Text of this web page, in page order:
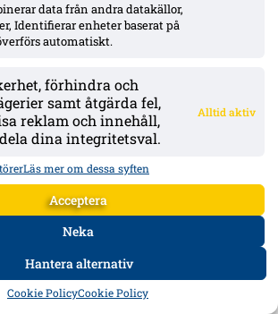
data från andra datakällor,
Identifierar enheter baserat på
automatiskt.
förhindra och
samt åtgärda fel,
reklam och innehåll,
dina integritetsval.
Alltid aktiv
Läs mer om dessa syften
Acceptera
Neka
Hantera alternativ
Cookie PolicyCookie Policy
DATA FORUM